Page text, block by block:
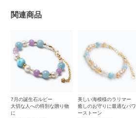
関連商品
7月の誕生石ルビー
大切な人への特別な贈り物
に
美しい海模様のラリマー
癒しのお守りに最適なパワ
ーストーン